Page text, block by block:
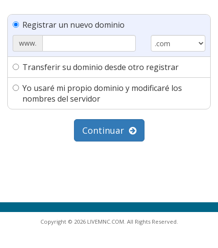
Registrar un nuevo dominio
www.
Transferir su dominio desde otro registrar
Yo usaré mi propio dominio y modificaré los
nombres del servidor
Continuar
Copyright © 2026 LIVEMNC.COM. All Rights Reserved.